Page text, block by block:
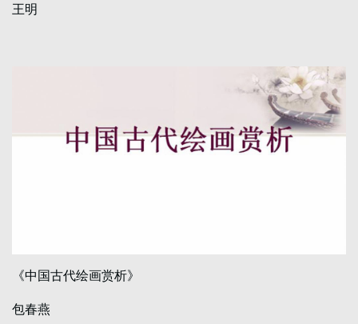
王明
《中国古代绘画赏析》
包春燕